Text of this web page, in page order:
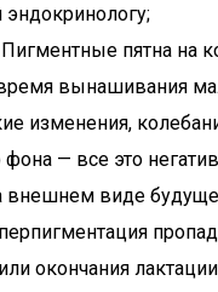
эндокринологу;
пятна на
вынашивания
изменения,
— все это
внешнем виде
окончания